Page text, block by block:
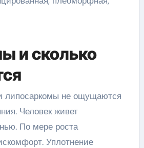
и сколько
липосаркомы не ощущаются
Человек живет
По мере роста
Уплотнение